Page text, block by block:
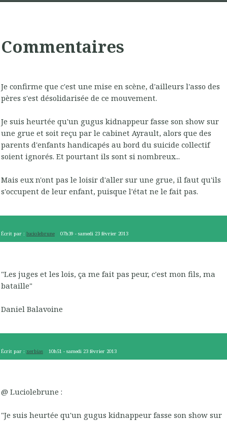
Commentaires
Je confirme que c'est une mise en scène, d'ailleurs l'asso des
pères s'est désolidarisée de ce mouvement.
Je suis heurtée qu'un gugus kidnappeur fasse son show sur
une grue et soit reçu par le cabinet Ayrault, alors que des
parents d'enfants handicapés au bord du suicide collectif
soient ignorés. Et pourtant ils sont si nombreux...
Mais eux n'ont pas le loisir d'aller sur une grue, il faut qu'ils
s'occupent de leur enfant, puisque l'état ne le fait pas.
Écrit par : luciolebrune 07h39 -samedi 23 février 2013
"Les juges et les lois, ça me fait pas peur, c'est mon fils, ma
bataille"
Daniel Balavoine
Écrit par : xerbias 10h51 -samedi 23 février 2013
@ Luciolebrune :
"Je suis heurtée qu'un gugus kidnappeur fasse son show sur